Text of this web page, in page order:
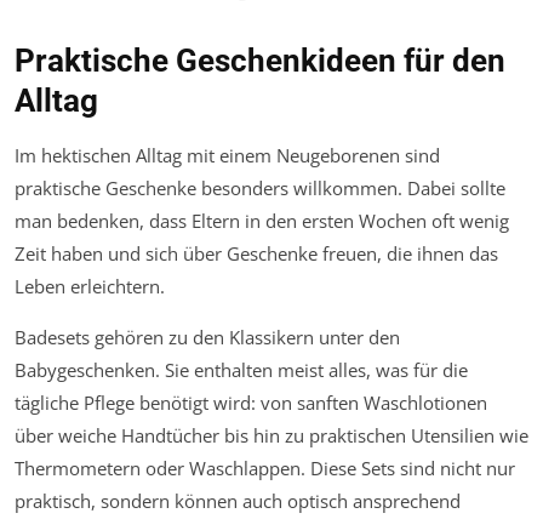
Praktische Geschenkideen für den
Alltag
Im hektischen Alltag mit einem Neugeborenen sind
praktische Geschenke besonders willkommen. Dabei sollte
man bedenken, dass Eltern in den ersten Wochen oft wenig
Zeit haben und sich über Geschenke freuen, die ihnen das
Leben erleichtern.
Badesets gehören zu den Klassikern unter den
Babygeschenken. Sie enthalten meist alles, was für die
tägliche Pflege benötigt wird: von sanften Waschlotionen
über weiche Handtücher bis hin zu praktischen Utensilien wie
Thermometern oder Waschlappen. Diese Sets sind nicht nur
praktisch, sondern können auch optisch ansprechend